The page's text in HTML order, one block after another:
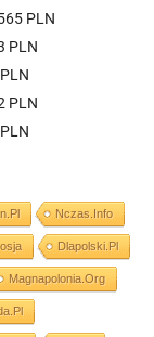
PLN
PLN
PLN
Nczas.info
Dlapolski.pl
Magnapolonia.org